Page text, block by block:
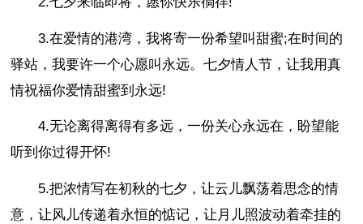
3.在爱情的港湾，我将寄一份希望叫甜蜜;在时间的
驿站，我要许一个心愿叫永远。七夕情人节，让我用真
情祝福你爱情甜蜜到永远!
4.无论离得离得有多远，一份关心永远在，盼望能
听到你过得开怀!
5.把浓情写在初秋的七夕，让云儿飘荡着思念的情
意，让风儿传递着永恒的惦记，让月儿照波动着牵挂的